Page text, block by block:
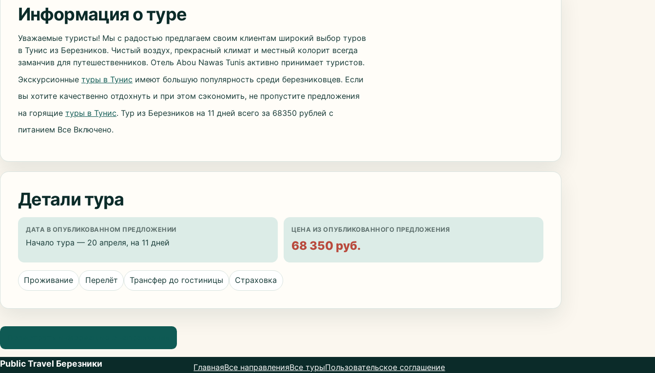
Информация о туре
Уважаемые туристы! Мы с радостью предлагаем своим клиентам широкий выбор туров
в Тунис из Березников. Чистый воздух, прекрасный климат и местный колорит всегда
заманчив для путешественников. Отель Abou Nawas Tunis активно принимает туристов.
Экскурсионные туры в Тунис имеют большую популярность среди березниковцев. Если
вы хотите качественно отдохнуть и при этом сэкономить, не пропустите предложения
на горящие туры в Тунис. Тур из Березников на 11 дней всего за 68350 рублей с
питанием Все Включено.
Детали тура
ДАТА В ОПУБЛИКОВАННОМ ПРЕДЛОЖЕНИИ
Начало тура — 20 апреля, на 11 дней
ЦЕНА ИЗ ОПУБЛИКОВАННОГО ПРЕДЛОЖЕНИЯ
68 350 руб.
Проживание Перелёт Трансфер до гостиницы Страховка
Public Travel Березники ГлавнаяВсе направленияВсе турыПользовательское соглашение